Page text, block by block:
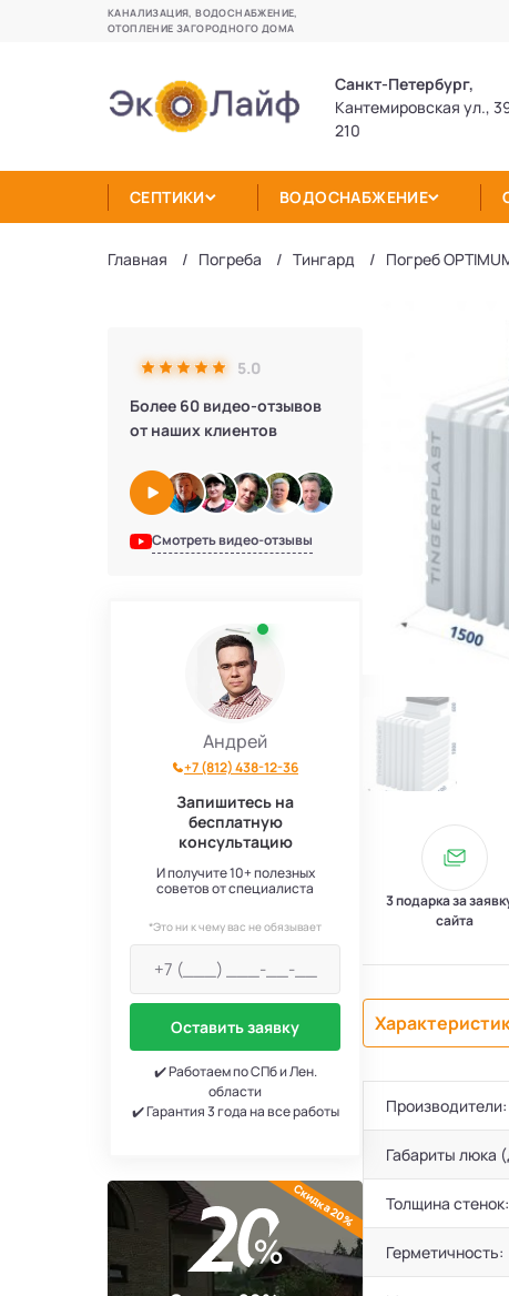
КАНАЛИЗАЦИЯ, ВОДОСНАБЖЕНИЕ,
ОТОПЛЕНИЕ ЗАГОРОДНОГО ДОМА
Санкт-Петербург,
Кантемировская ул.,
210
СЕПТИКИ ВОДОСНАБЖЕНИЕ
Главная Погреба Тингард Погреб
5.0
Более 60 видео-отзывов
от наших клиентов
Смотреть видео-отзывы
Андрей
+7 (812) 438-12-36
Запишитесь на
бесплатную
консультацию
И получите 10+ полезных
советов от специалиста
*Это ни к чему вас не обязывает
Оставить заявку
✔️ Работаем по СПб и Лен.
области
✔️ Гарантия 3 года на все работы
Скидка 20%
3 подарка за
сайта
Производители:
Габариты люка
Толщина стенок:
Герметичность: